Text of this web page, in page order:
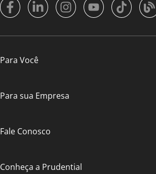
Para Você
Para sua Empresa
Fale Conosco
Conheça a Prudential